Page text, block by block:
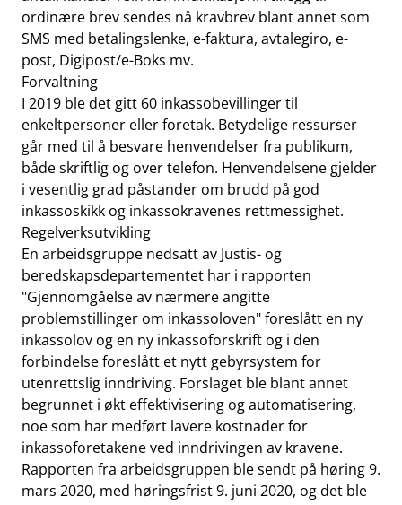
ordinære brev sendes nå kravbrev blant annet som
SMS med betalingslenke, e-faktura, avtalegiro, e-
post, Digipost/e-Boks mv.
Forvaltning
I 2019 ble det gitt 60 inkassobevillinger til
enkeltpersoner eller foretak. Betydelige ressurser
går med til å besvare henvendelser fra publikum,
både skriftlig og over telefon. Henvendelsene gjelder
i vesentlig grad påstander om brudd på god
inkassoskikk og inkassokravenes rettmessighet.
Regelverksutvikling
En arbeidsgruppe nedsatt av Justis- og
beredskapsdepartementet har i rapporten
"Gjennomgåelse av nærmere angitte
problemstillinger om inkassoloven" foreslått en ny
inkassolov og en ny inkassoforskrift og i den
forbindelse foreslått et nytt gebyrsystem for
utenrettslig inndriving. Forslaget ble blant annet
begrunnet i økt effektivisering og automatisering,
noe som har medført lavere kostnader for
inkassoforetakene ved inndrivingen av kravene.
Rapporten fra arbeidsgruppen ble sendt på høring 9.
mars 2020, med høringsfrist 9. juni 2020, og det ble